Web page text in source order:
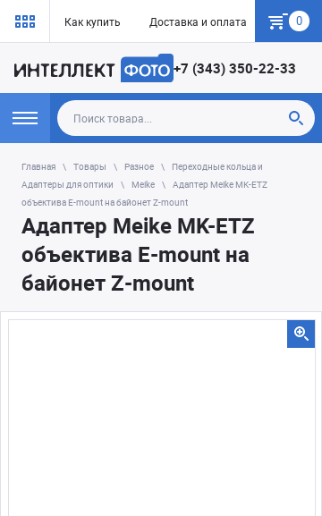
Как купить Доставка и оплата Гарантия
0
+7 (343) 350-22-33
Главная Товары Разное
Переходные кольца и
Адаптеры для оптики
Meike
Адаптер Meike MK-ETZ
объектива E-mount на байонет Z-mount
Адаптер Meike MK-ETZ
объектива E-mount на
байонет Z-mount